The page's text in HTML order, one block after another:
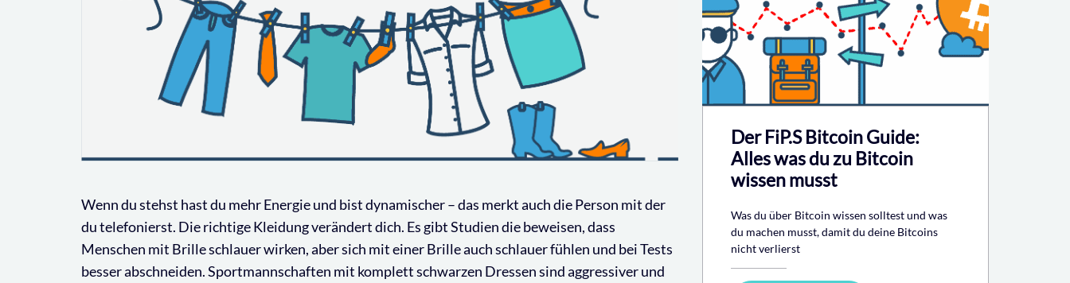
Wenn du stehst hast du mehr Energie und bist dynamischer – das merkt auch die Person mit der
du telefonierst. Die richtige Kleidung verändert dich. Es gibt Studien die beweisen, dass
Menschen mit Brille schlauer wirken, aber sich mit einer Brille auch schlauer fühlen und bei Tests
besser abschneiden. Sportmannschaften mit komplett schwarzen Dressen sind aggressiver und
Der FiP.S Bitcoin Guide:
Alles was du zu Bitcoin
wissen musst
Was du über Bitcoin wissen solltest und was
du machen musst, damit du deine Bitcoins
nicht verlierst